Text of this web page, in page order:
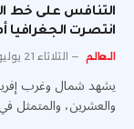
التنافس على خط
انتصرت الجغرافيا
العالم الثلاثاء 21 يوليو 4:36 م
يشهد شمال وغرب
والعشرين، والمتمثل